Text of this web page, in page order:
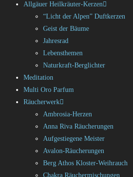
Allgäuer Heilkräuter-Kerzen
“Licht der Alpen” Duftkerzen
Geist der Bäume
Jahresrad
Lebensthemen
Naturkraft-Berglichter
Meditation
Multi Oro Parfum
Räucherwerk
Ambrosia-Herzen
Anna Riva Räucherungen
Aufgestiegene Meister
Avalon-Räucherungen
Berg Athos Kloster-Weihrauch
Chakra Räuchermischungen